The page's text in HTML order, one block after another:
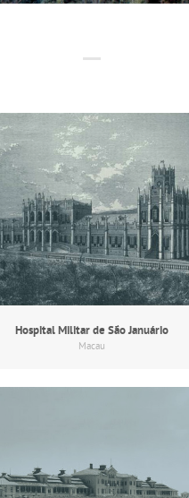
Hospital Militar de São Januário
Macau